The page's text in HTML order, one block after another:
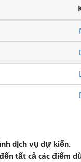
dịch vụ dự kiến.
tất cả các